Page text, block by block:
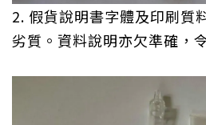
2. 假貨說明書字體及印刷質
劣質。資料說明亦欠準確，